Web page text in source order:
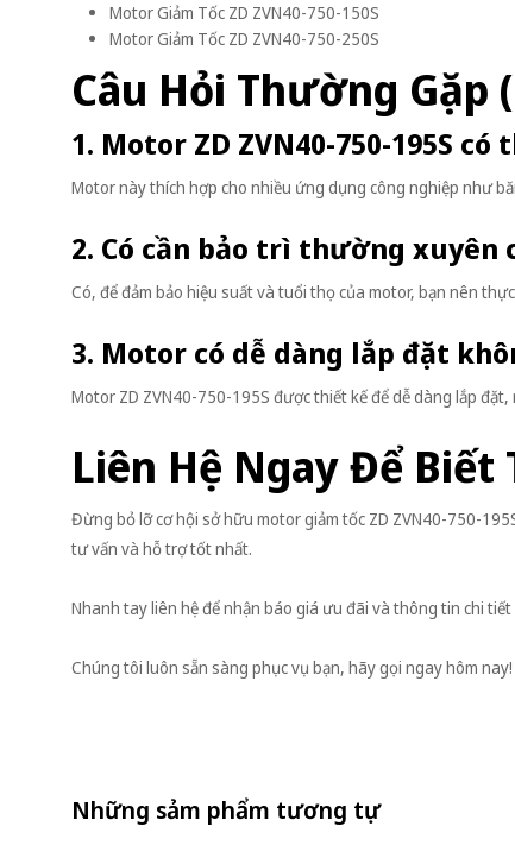
Motor Giảm Tốc ZD ZVN40-750-150S
Motor Giảm Tốc ZD ZVN40-750-250S
Câu Hỏi Thường Gặp
1. Motor ZD ZVN40-750-195S
Motor này thích hợp cho nhiều ứng dụng công nghiệp như
2. Có cần bảo trì thường xuyên
Có, để đảm bảo hiệu suất và tuổi thọ của motor, bạn nên
3. Motor có dễ dàng lắp đặt
Motor ZD ZVN40-750-195S được thiết kế để dễ dàng lắp
Liên Hệ Ngay Để Biết
Đừng bỏ lỡ cơ hội sở hữu motor giảm tốc ZD ZVN40-750-
tư vấn và hỗ trợ tốt nhất.
Nhanh tay liên hệ để nhận báo giá ưu đãi và thông tin chi tiết
Chúng tôi luôn sẵn sàng phục vụ bạn, hãy gọi ngay hôm nay!
Những sảm phẩm tương tự